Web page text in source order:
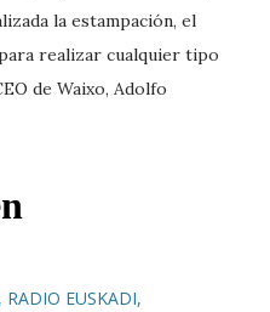
la estampación, el
realizar cualquier tipo
de Waixo, Adolfo
RADIO EUSKADI